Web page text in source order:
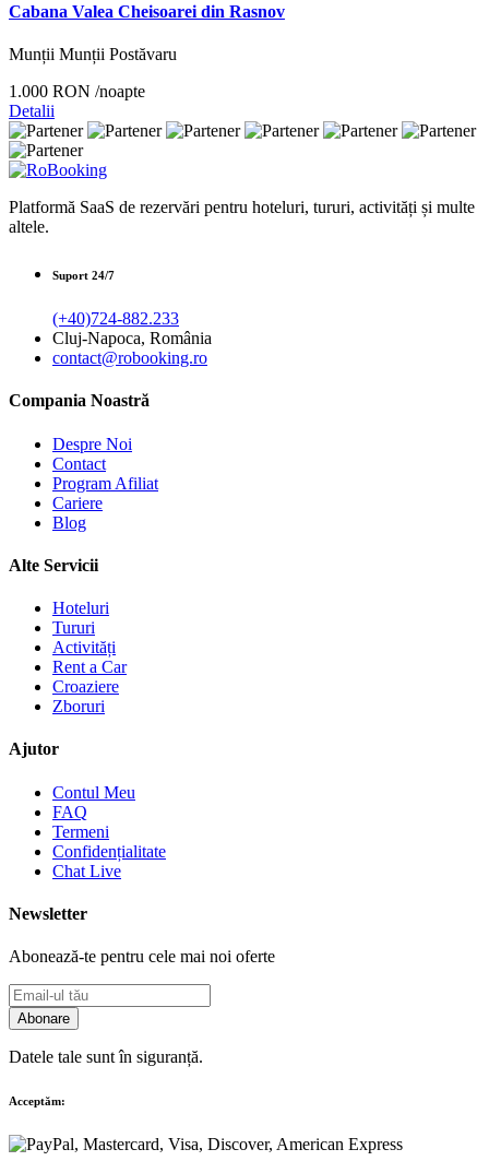
Cabana Valea Cheisoarei din Rasnov
Munții Munții Postăvaru
1.000 RON /noapte
Detalii
Platformă SaaS de rezervări pentru hoteluri, tururi, activități și multe
altele.
Suport 24/7
(+40)724-882.233
Cluj-Napoca, România
contact@robooking.ro
Compania Noastră
Despre Noi
Contact
Program Afiliat
Cariere
Blog
Alte Servicii
Hoteluri
Tururi
Activități
Rent a Car
Croaziere
Zboruri
Ajutor
Contul Meu
FAQ
Termeni
Confidențialitate
Chat Live
Newsletter
Abonează-te pentru cele mai noi oferte
Abonare
Datele tale sunt în siguranță.
Acceptăm: